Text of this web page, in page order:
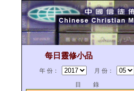
每日靈修小品
年 份：
月 份：
目 錄